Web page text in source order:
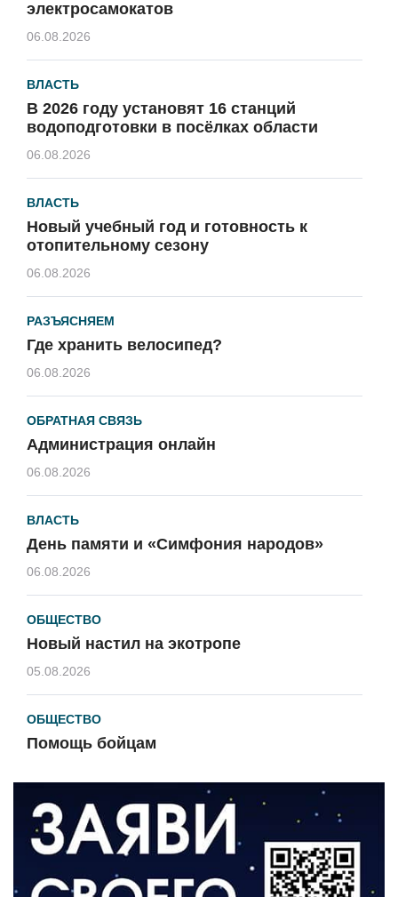
электросамокатов
06.08.2026
ВЛАСТЬ
В 2026 году установят 16 станций
водоподготовки в посёлках области
06.08.2026
ВЛАСТЬ
Новый учебный год и готовность к
отопительному сезону
06.08.2026
РАЗЪЯСНЯЕМ
Где хранить велосипед?
06.08.2026
ОБРАТНАЯ СВЯЗЬ
Администрация онлайн
06.08.2026
ВЛАСТЬ
День памяти и «Симфония народов»
06.08.2026
ОБЩЕСТВО
Новый настил на экотропе
05.08.2026
ОБЩЕСТВО
Помощь бойцам
ВЛАСТЬ
«Второй старт» для ветеранов СВО